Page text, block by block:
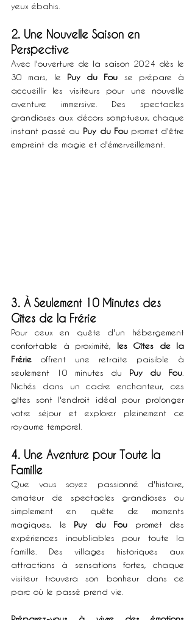
yeux ébahis.
2. Une Nouvelle Saison en
Perspective
Avec l'ouverture de la saison 2024 dès le
30 mars, le Puy du Fou se prépare à
accueillir les visiteurs pour une nouvelle
aventure immersive. Des spectacles
grandioses aux décors somptueux, chaque
instant passé au Puy du Fou promet d'être
empreint de magie et d'émerveillement.
3. À Seulement 10 Minutes des
Gîtes de la Frérie
Pour ceux en quête d'un hébergement
confortable à proximité, les Gîtes de la
Frérie offrent une retraite paisible à
seulement 10 minutes du Puy du Fou.
Nichés dans un cadre enchanteur, ces
gîtes sont l'endroit idéal pour prolonger
votre séjour et explorer pleinement ce
royaume temporel.
4. Une Aventure pour Toute la
Famille
Que vous soyez passionné d'histoire,
amateur de spectacles grandioses ou
simplement en quête de moments
magiques, le Puy du Fou promet des
expériences inoubliables pour toute la
famille. Des villages historiques aux
attractions à sensations fortes, chaque
visiteur trouvera son bonheur dans ce
parc où le passé prend vie.